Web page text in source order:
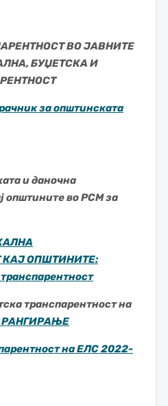
ВО ЈАВНИТЕ
БУЏЕТСКА И
за општинската
и даночна
општините во РСМ за
КАЈ ОПШТИНИТЕ:
транспарентност на
РАНГИРАЊЕ
на ЕЛС 2022-